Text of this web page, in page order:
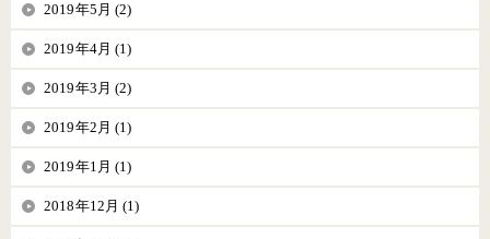
2019年5月 (2)
2019年4月 (1)
2019年3月 (2)
2019年2月 (1)
2019年1月 (1)
2018年12月 (1)